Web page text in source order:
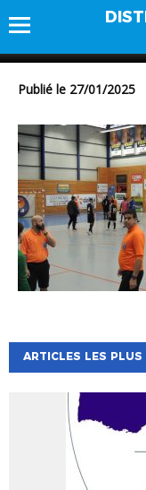
DSCN0805
Publié le 27/01/2025
ARTICLES LES